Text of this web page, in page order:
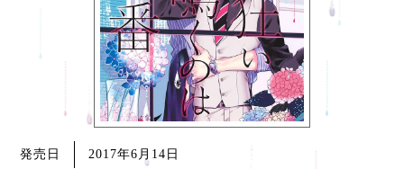
発売日 2017年6月14日